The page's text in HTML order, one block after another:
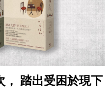
， 踏出受困於現下